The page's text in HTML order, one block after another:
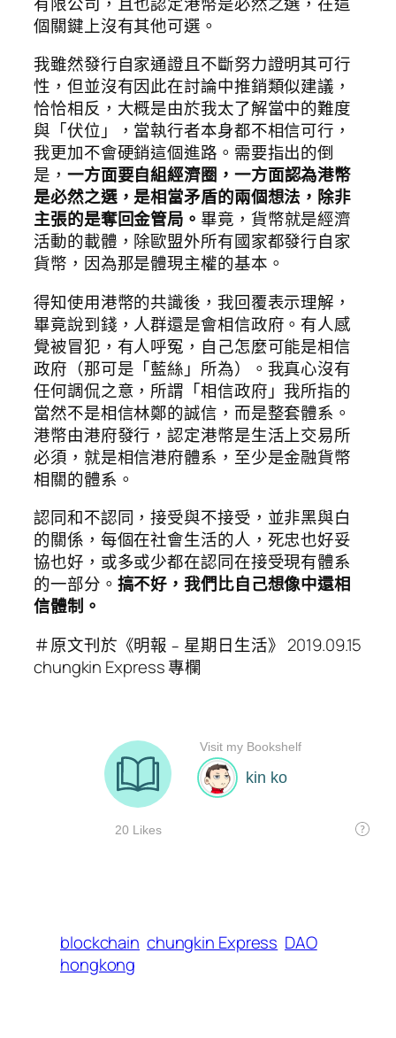
個關鍵上沒有其他可選。
我雖然發行自家通證且不斷努力證明其可行
性，但並沒有因此在討論中推銷類似建議，
恰恰相反，大概是由於我太了解當中的難度
與「伏位」，當執行者本身都不相信可行，
我更加不會硬銷這個進路。需要指出的倒
是， 一方面要自組經濟圈，一方面認為港幣
是必然之選，是相當矛盾的兩個想法，除非
主張的是奪回金管局。 畢竟，貨幣就是經濟
活動的載體，除歐盟外所有國家都發行自家
貨幣，因為那是體現主權的基本。
得知使用港幣的共識後，我回覆表示理解，
畢竟說到錢，人群還是會相信政府。有人感
覺被冒犯，有人呼冤，自己怎麼可能是相信
政府（那可是「藍絲」所為）。我真心沒有
任何調侃之意，所謂「相信政府」我所指的
當然不是相信林鄭的誠信，而是整套體系。
港幣由港府發行，認定港幣是生活上交易所
必須，就是相信港府體系，至少是金融貨幣
相關的體系。
認同和不認同，接受與不接受，並非黑與白
的關係，每個在社會生活的人，死忠也好妥
協也好，或多或少都在認同在接受現有體系
的一部分。 搞不好，我們比自己想像中還相
信體制。
＃原文刊於《明報﹣星期日生活》 2019.09.15
chungkin Express 專欄
blockchain chungkin Express DAO
hongkong